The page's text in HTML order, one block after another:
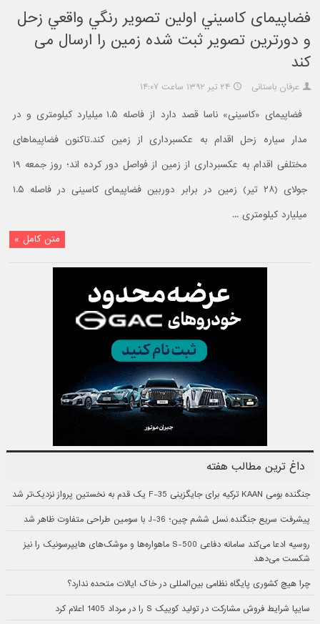
فضاپیمای کاسيني اولين تصوير رنگي واقعي زحل
و دورترين تصوير ثبت شده زمين را ارسال می
کند
عرفان باستانی ۲۴ تیر ۱۳۹۲ ساعت ۱۴:۰۷
فضاپیمای «کاسینی» ناسا قصد دارد از فاصله ۱.۵ میلیارد کیلومتری و در
مدار سیاره زحل اقدام به عکسبرداری از زمین کند.تاکنون فضاپیماهای
مختلفی اقدام به عکسبرداری از زمین از فواصل دور کرده اند؛ روز جمعه ۱۹
جولای (۲۸ تیر) زمین در برابر دوربین فضاپیمای کاسینی در فاصله ۱.۵
میلیارد کیلومتری ...
متن کامل »
داغ ترین مطالب هفته
جنگنده بومی KAAN ترکیه برای جایگزینی F-35 یک قدم به نخستین پرواز نزدیک‌تر شد
پیشرفت سریع جنگنده نسل ششم چین؛ J-36 با سومین طراحی متفاوت ظاهر شد
روسیه ادعا می‌کند سامانه دفاعی S-500 ماهواره‌ها و موشک‌های هایپرسونیک را نیز
شکست می‌دهد
چرا هیچ کشوری پایگاه نظامی بین‌المللی در خاک ایالات متحده ندارد؟
سایپا شرایط فروش مشارکت در تولید کوییک S را در مرداد 1405 اعلام کرد